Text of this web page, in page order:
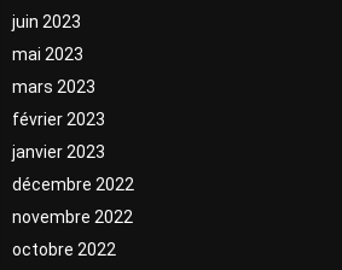
juin 2023
mai 2023
mars 2023
février 2023
janvier 2023
décembre 2022
novembre 2022
octobre 2022